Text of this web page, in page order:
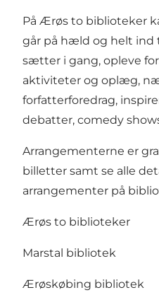
På Ærøs to biblioteker
går på hæld og helt ind
sætter i gang, opleve
aktiviteter og oplæg,
forfatterforedrag,
debatter, comedy
Arrangementerne er
billetter samt se alle
arrangementer på
Ærøs to biblioteker
Marstal bibliotek
Ærøskøbing bibliotek